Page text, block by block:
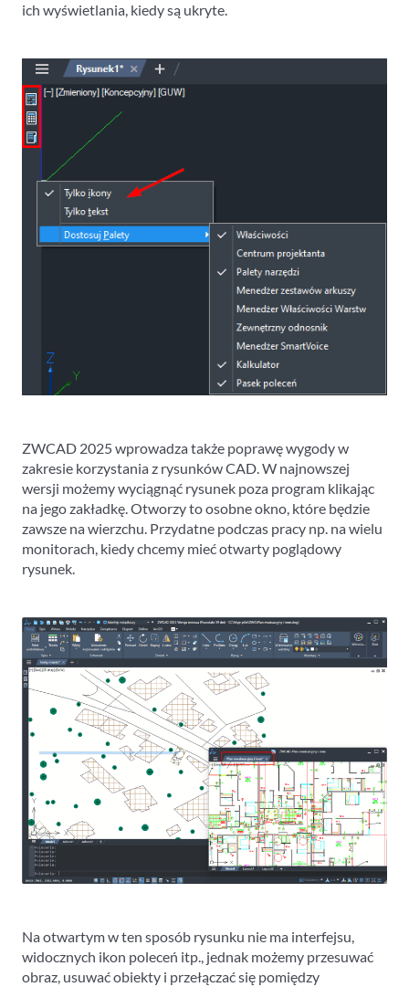
ich wyświetlania, kiedy są ukryte.
ZWCAD 2025 wprowadza także poprawę wygody w
zakresie korzystania z rysunków CAD. W najnowszej
wersji możemy wyciągnąć rysunek poza program klikając
na jego zakładkę. Otworzy to osobne okno, które będzie
zawsze na wierzchu. Przydatne podczas pracy np. na wielu
monitorach, kiedy chcemy mieć otwarty poglądowy
rysunek.
Na otwartym w ten sposób rysunku nie ma interfejsu,
widocznych ikon poleceń itp., jednak możemy przesuwać
obraz, usuwać obiekty i przełączać się pomiędzy